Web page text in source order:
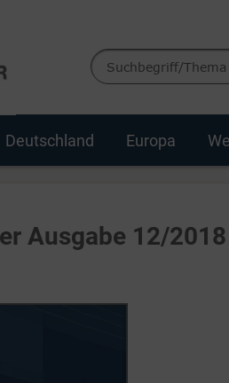
Deutschland Europa
Ausgabe 12/2018